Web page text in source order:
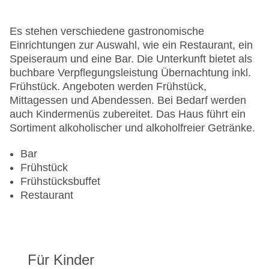
Gesamtanzahl der Stockwerke: 9
Gesamtanzahl der Zimmer: 187
Pools:Indoor Pool: gegen Gebühr
Zahlungsarten: American Express, Diners Club,
EC Maestro, Mastercard, Visa
Landeskategorie: 4 Sterne
Es stehen verschiedene gastronomische
Einrichtungen zur Auswahl, wie ein Restaurant, ein
Speiseraum und eine Bar. Die Unterkunft bietet als
buchbare Verpflegungsleistung Übernachtung inkl.
Frühstück. Angeboten werden Frühstück,
Mittagessen und Abendessen. Bei Bedarf werden
auch Kindermenüs zubereitet. Das Haus führt ein
Sortiment alkoholischer und alkoholfreier Getränke.
Bar
Frühstück
Frühstücksbuffet
Restaurant
Für Kinder